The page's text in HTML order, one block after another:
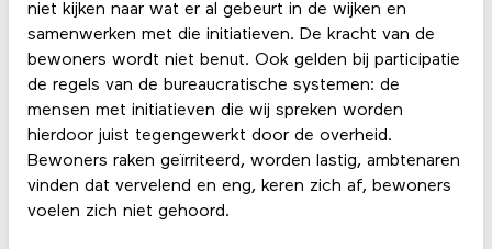
niet kijken naar wat er al gebeurt in de wijken en
samenwerken met die initiatieven. De kracht van de
bewoners wordt niet benut. Ook gelden bij participatie
de regels van de bureaucratische systemen: de
mensen met initiatieven die wij spreken worden
hierdoor juist tegengewerkt door de overheid.
Bewoners raken geïrriteerd, worden lastig, ambtenaren
vinden dat vervelend en eng, keren zich af, bewoners
voelen zich niet gehoord.